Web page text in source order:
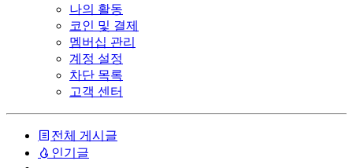
나의 활동
코인 및 결제
멤버십 관리
계정 설정
차단 목록
고객 센터
전체 게시글
인기글